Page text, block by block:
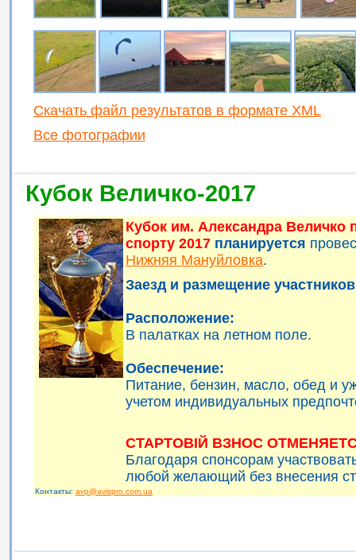
Скачать файл результатов в формате XML
Все фотографии
Кубок Величко-2017
Кубок им. Александра Величко
спорту 2017 планируется
Нижняя Мануйловка.
Заезд и размещение
Расположение:
В палатках на летном поле.
Обеспечение:
Питание, бензин, масло, обед и
учетом индивидуальных
СТАРТОВІЙ ВЗНОС
Благодаря спонсорам
любой желающий без внесения
Контакты: avp@avispro.com.ua